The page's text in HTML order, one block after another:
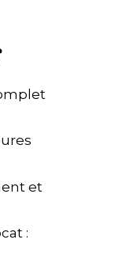
et
: